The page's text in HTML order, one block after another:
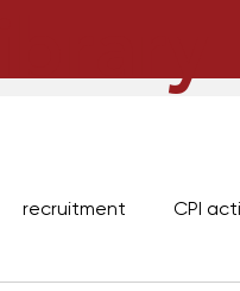
recruitment CPI